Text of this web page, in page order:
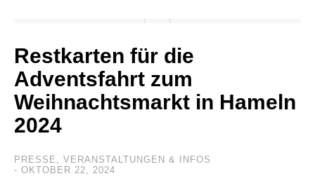
Restkarten für die
Adventsfahrt zum
Weihnachtsmarkt in Hameln
2024
PRESSE , VERANSTALTUNGEN & INFOS
OKTOBER 22, 2024